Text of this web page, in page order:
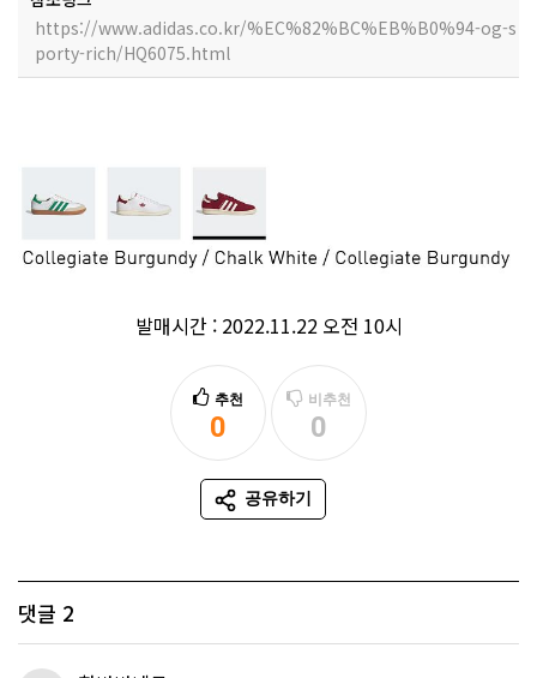
https://www.adidas.co.kr/%EC%82%BC%EB%B0%94-og-s
porty-rich/HQ6075.html
발매시간 : 2022.11.22 오전 10시
추천
0
추천
비추천
0
비추천
공유하기
SNS 공유
댓글 2